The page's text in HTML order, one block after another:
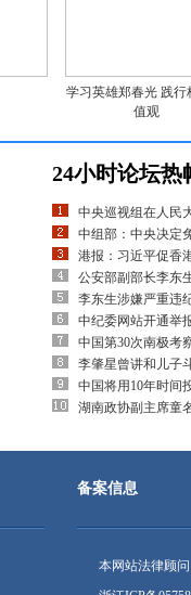
学习英雄郑春光 践行
值观
24小时论坛热
中央巡视组在人民
中组部：中央决定
港报：习近平促香
公安部副部长李东
李东生涉嫌严重违
中纪委网站开通举
中国第30次南极考
李肇星曾讲和儿子
中国将用10年时间
湖南政协副主席童
备案信息
本网站法律顾